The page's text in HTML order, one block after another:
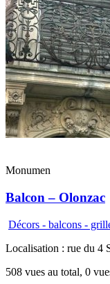
Monumen
Balcon – Olonzac
Décors - balcons -
Localisation : rue du 4
508 vues au total, 0